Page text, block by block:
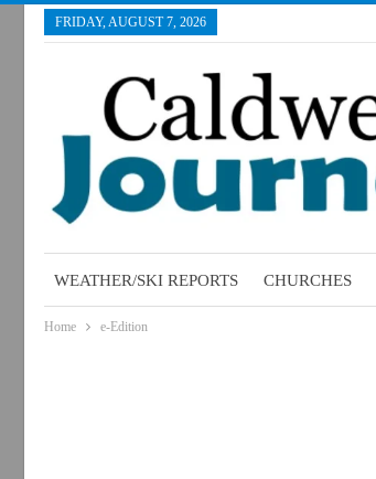
FRIDAY, AUGUST 7, 2026
WEATHER/SKI REPORTS CHURCHES
Home e-Edition